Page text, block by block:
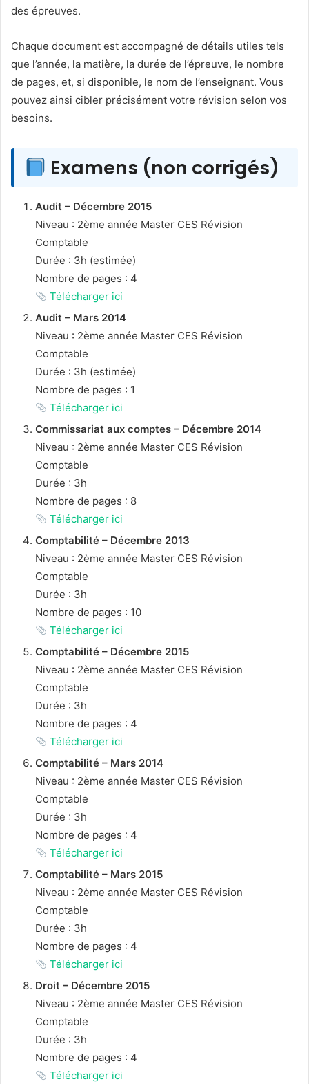
des épreuves.
Chaque document est accompagné de détails utiles tels
que l’année, la matière, la durée de l’épreuve, le nombre
de pages, et, si disponible, le nom de l’enseignant. Vous
pouvez ainsi cibler précisément votre révision selon vos
besoins.
Examens (non corrigés)
Audit – Décembre 2015
Niveau : 2ème année Master CES Révision
Comptable
Durée : 3h (estimée)
Nombre de pages : 4
Télécharger ici
Audit – Mars 2014
Niveau : 2ème année Master CES Révision
Comptable
Durée : 3h (estimée)
Nombre de pages : 1
Télécharger ici
Commissariat aux comptes – Décembre 2014
Niveau : 2ème année Master CES Révision
Comptable
Durée : 3h
Nombre de pages : 8
Télécharger ici
Comptabilité – Décembre 2013
Niveau : 2ème année Master CES Révision
Comptable
Durée : 3h
Nombre de pages : 10
Télécharger ici
Comptabilité – Décembre 2015
Niveau : 2ème année Master CES Révision
Comptable
Durée : 3h
Nombre de pages : 4
Télécharger ici
Comptabilité – Mars 2014
Niveau : 2ème année Master CES Révision
Comptable
Durée : 3h
Nombre de pages : 4
Télécharger ici
Comptabilité – Mars 2015
Niveau : 2ème année Master CES Révision
Comptable
Durée : 3h
Nombre de pages : 4
Télécharger ici
Droit – Décembre 2015
Niveau : 2ème année Master CES Révision
Comptable
Durée : 3h
Nombre de pages : 4
Télécharger ici